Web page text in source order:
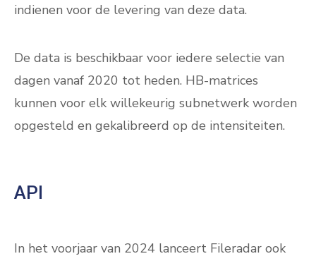
indienen voor de levering van deze data.
De data is beschikbaar voor iedere selectie van
dagen vanaf 2020 tot heden. HB-matrices
kunnen voor elk willekeurig subnetwerk worden
opgesteld en gekalibreerd op de intensiteiten.
API
In het voorjaar van 2024 lanceert Fileradar ook